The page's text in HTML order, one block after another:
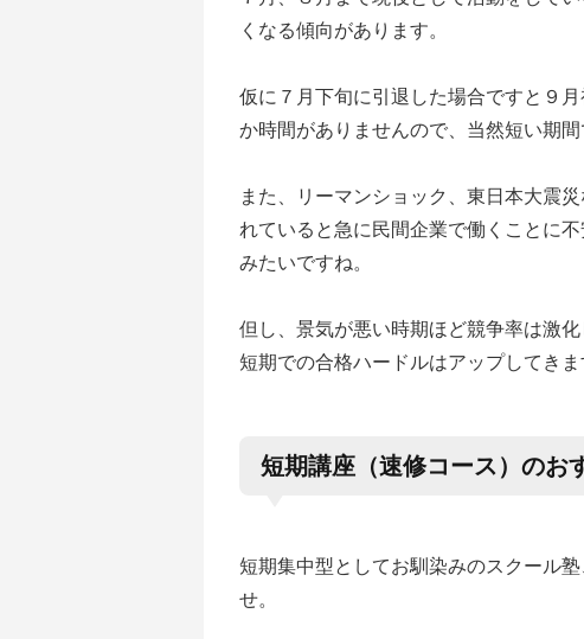
くなる傾向があります。
仮に７月下旬に引退した場合ですと９
か時間がありませんので、当然短い期
また、リーマンショック、東日本大震
れていると急に民間企業で働くことに
みたいですね。
但し、景気が悪い時期ほど競争率は激
短期での合格ハードルはアップしてき
短期講座（速修コース）のお
短期集中型としてお馴染みのスクール
せ。